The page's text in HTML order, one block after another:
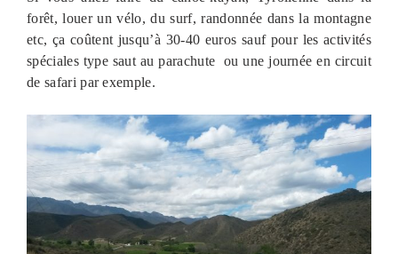
forêt, louer un vélo, du surf, randonnée dans la montagne
etc, ça coûtent jusqu’à 30-40 euros sauf pour les activités
spéciales type saut au parachute ou une journée en circuit
de safari par exemple.